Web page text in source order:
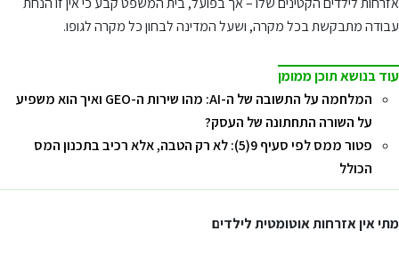
עבודה מתבקשת בכל מקרה, ושעל המדינה לבחון כל מקרה לגופו.
עוד בנושא תוכן ממומן
המלחמה על התשובה של ה-AI: מהו שירות ה-GEO ואיך הוא משפיע
על השורה התחתונה של העסק?
פטור ממס לפי סעיף 9(5): לא רק הטבה, אלא רכיב בתכנון המס
הכולל
מתי אין אזרחות אוטומטית לילדים